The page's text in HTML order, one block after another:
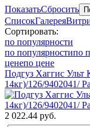
ПоказатьСбросить
СписокГалерея
Сортировать:
по популярности
по популярностипо
ценепо цене
Подгуз Хаггис
14кг)/126/9402041/
2 022.44 руб.